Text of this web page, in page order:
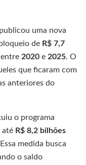
publicou uma nova
de R$ 7,7
2020 e 2025. O
que ficaram com
anteriores do
o programa
até R$ 8,2 bilhões
medida busca
o saldo